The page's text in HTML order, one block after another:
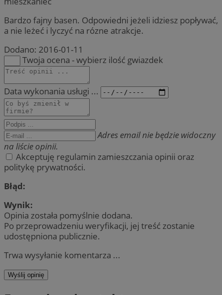
Bardzo fajny basen. Odpowiedni jeżeli idziesz popływać,
a nie leżeć i lyczyć na rózne atrakcje.
Dodano: 2016-01-11
Twoja ocena - wybierz ilość gwiazdek
Data wykonania usługi ...
Adres email nie będzie widoczny
na liście opinii.
Akceptuję regulamin zamieszczania opinii oraz
politykę prywatności.
Błąd:
Wynik:
Opinia została pomyślnie dodana.
Po przeprowadzeniu weryfikacji, jej treść zostanie
udostępniona publicznie.
Trwa wysyłanie komentarza ...
Wyślij opinię